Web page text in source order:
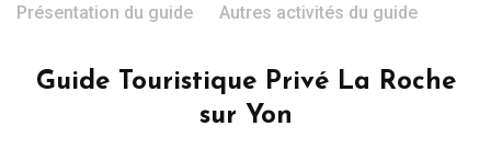
Présentation du guide Autres activités du guide
Guide Touristique Privé La Roche
sur Yon